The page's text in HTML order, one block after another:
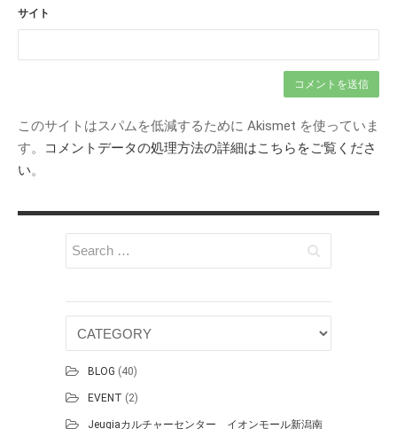
サイト
このサイトはスパムを低減するために Akismet を使っていま
す。
コメントデータの処理方法の詳細はこちらをご覧くださ
い。
BLOG (40)
EVENT (2)
Jeugiaカルチャーセンター イオンモール新潟南